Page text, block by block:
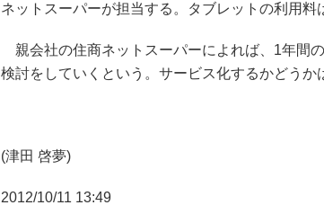
ネットスーパーが担当する。タブレットの利用料
親会社の住商ネットスーパーによれば、1年間
検討をしていくという。サービス化するかどうか
(津田 啓夢)
2012/10/11 13:49